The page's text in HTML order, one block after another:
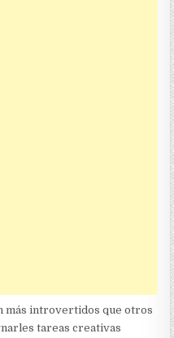
más introvertidos que otros
tareas creativas